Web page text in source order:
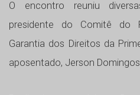
O encontro reuniu
presidente do Comitê do
Garantia dos Direitos da
aposentado, Jerson